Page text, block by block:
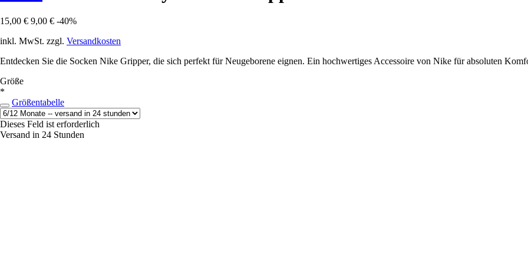
15,00 € 9,00 € -40%
inkl. MwSt. zzgl. Versandkosten
Entdecken Sie die Socken Nike Gripper, die sich perfekt für Neugeborene eignen. Ein hochwertiges Accessoire von Nike für absoluten
Größe
*
Größentabelle
Dieses Feld ist erforderlich
Versand in 24 Stunden